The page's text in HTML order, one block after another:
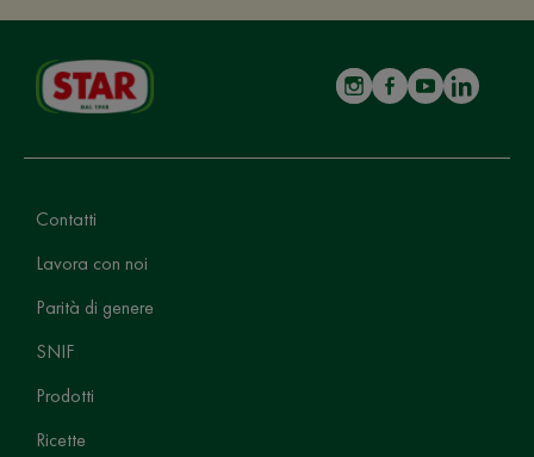
Contatti
Lavora con noi
Parità di genere
SNIF
Prodotti
Ricette